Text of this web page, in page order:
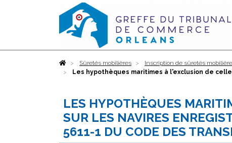
AccueilSûretés mobilières
Inscription de sûretés
Les hypothèques maritimes à l'exclusion de
LES HYPOTHÈQUES
SUR LES NAVIRES
5611-1 DU CODE DES